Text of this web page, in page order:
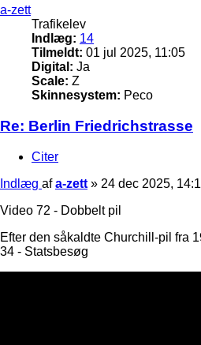
a-zett
Trafikelev
Indlæg: 14
Tilmeldt: 01 jul 2025, 11:05
Digital: Ja
Scale: Z
Skinnesystem: Peco
Re: Berlin Friedrichstrasse
Citer
Indlæg afa-zett » 24 dec 2025,
Video 72 - Dobbelt pil
Efter den såkaldte Churchill-pil fra
34 - Statsbesøg